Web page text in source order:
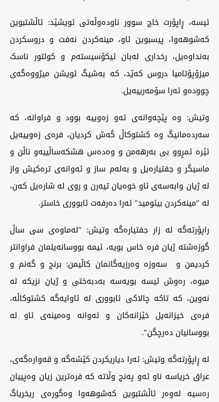
ئیسە، ڕاپۆرت خاچ سوور ناودەوڵەتی ئویشێد: ئاڵشتبوین
کەشوهەوا، پیسبوین ئاو، مینەکردن نەفت و دروسکردن
بەنداوەیل، رخداری لەبان ئیکۆسیستەم و کولتور ناسک
میزۆپۆتامیا دروس کەێد، کە بەشیگ ئویشن میژووەگەی
چوودەو ئەرا سۆمەرییەیل.
وتیش: وە پێچەوانەی ئەو زەوییە بوود و فراوانە، کە
سەردەمانیگ وە کشتوکاڵ گەش کردیان، فرەی زەوییەیل
ئێرە ئمڕوو بی بەرهەمن و وەدەس هشکەساڵییەو ناڵن و
ماسیگر و جفتیارەیل و بەلەم ساز و ئەوانەی ترەکیش واز
لە ژیان وابەسەی ئاو خوەیان تیەرن و روی لە شارەیل کەن،
لە "مینەکردن بیئومید" ئەرا دەرفەت ئابووری خاستر.
راپۆرتەگە لە زار جفتیارەگە وتیش: "لەماوەی سی ساڵ
گوزەشتە ژیان فرە خاس بویە، ئیمە بووسانەیلمان فراوانتر
کردیمن و سەوزە وەرزیەگانمان کاڵیمن: برنج و گەنم و
میوە، رەوش ئیسە بویەسە بەدبەختی و ژیان نزیکە لە
نەوین، کە تاکە چالاکی ئابووری لە ئاوایەگە کشتوکاڵە،
فرەی خیزانەیل خێزانەکان و ئەوانە وەمینەی ئاو لە
بووسانیان دەرچگن".
لە ڕاپۆرتەگە وتیش: ئەرا دیاریکردن کێشەگە و قەوارەگەی،
عراق خریاسە ناو ئەو پەنج وڵاتە کە فرەترین زیان وەپییان
رەسیە لەوەر ئاڵشتبوین کەشوهەوا وەگورەی ریخریاگ